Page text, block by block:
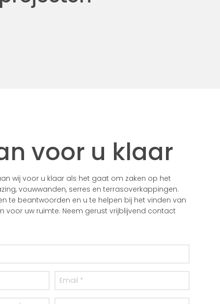
voor u klaar
wij voor u klaar als het gaat om zaken op het
vouwwanden, serres en terrasoverkappingen.
te beantwoorden en u te helpen bij het vinden van
voor uw ruimte. Neem gerust vrijblijvend contact